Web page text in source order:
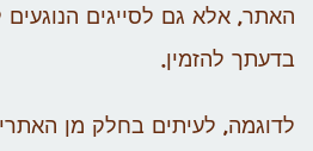
האתר, אלא גם לסייגים
בדעתך להזמין.
לדוגמה, לעיתים בחלק מן